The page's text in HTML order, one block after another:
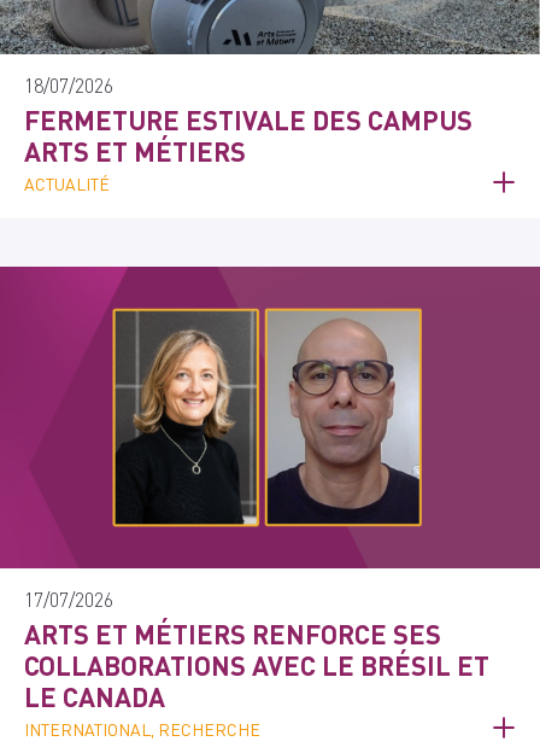
18/07/2026
FERMETURE ESTIVALE DES CAMPUS
ARTS ET MÉTIERS
ACTUALITÉ
17/07/2026
ARTS ET MÉTIERS RENFORCE SES
COLLABORATIONS AVEC LE BRÉSIL ET
LE CANADA
INTERNATIONAL, RECHERCHE